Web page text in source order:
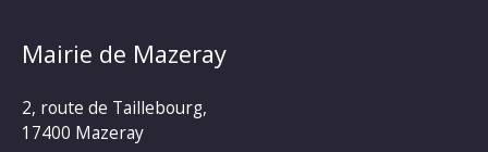
Mairie de Mazeray
2, route de Taillebourg,
17400 Mazeray